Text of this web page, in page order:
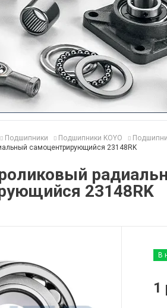
Подшипники Подшипники KOYO
самоцентрирующийся 23148RK
23148RK
В
1